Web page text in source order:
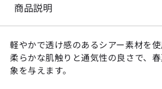
商品説明
軽やかで透け感のあるシアー素材を使
柔らかな肌触りと通気性の良さで、
象を与えます。